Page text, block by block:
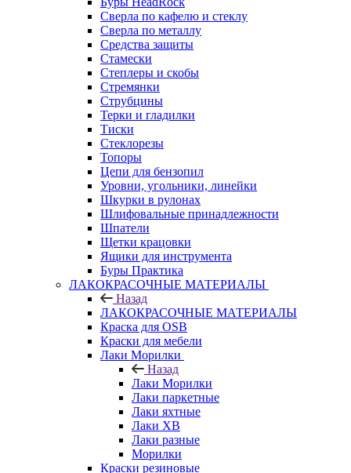
Сверла по кафелю и стеклу
Сверла по металлу
Средства защиты
Стамески
Степлеры и скобы
Стремянки
Струбцины
Терки и гладилки
Тиски
Стеклорезы
Топоры
Цепи для бензопил
Уровни, угольники, линейки
Шкурки в рулонах
Шлифовальные принадлежности
Шпатели
Щетки крацовки
Ящики для инструмента
Буры Практика
ЛАКОКРАСОЧНЫЕ МАТЕРИАЛЫ
Назад
ЛАКОКРАСОЧНЫЕ МАТЕРИАЛЫ
Краска для OSB
Краски для мебели
Лаки Морилки
Назад
Лаки Морилки
Лаки паркетные
Лаки яхтные
Лаки ХВ
Лаки разные
Морилки
Краски резиновые